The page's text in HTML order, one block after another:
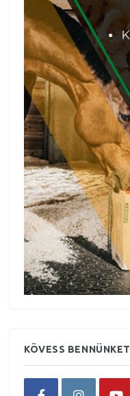
KÖVESS BENNÜNKET